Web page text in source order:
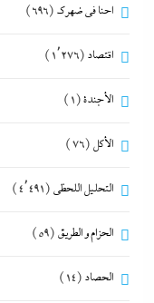
احنا في ضهرك (696)
اقتصاد (1٬276)
الأجندة(1)
الأكل (76)
التحليل اللحظي (4٬491)
الحزام و الطريق (59)
الحصاد (14)